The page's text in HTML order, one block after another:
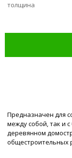
толщина
Предназначен для
между собой, так и
деревянном
общестроительных